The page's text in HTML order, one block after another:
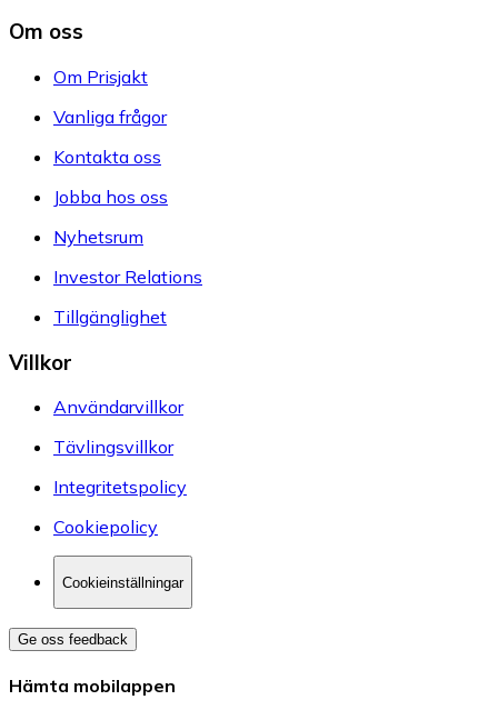
Om oss
Om Prisjakt
Vanliga frågor
Kontakta oss
Jobba hos oss
Nyhetsrum
Investor Relations
Tillgänglighet
Villkor
Användarvillkor
Tävlingsvillkor
Integritetspolicy
Cookiepolicy
Cookieinställningar
Ge oss feedback
Hämta mobilappen